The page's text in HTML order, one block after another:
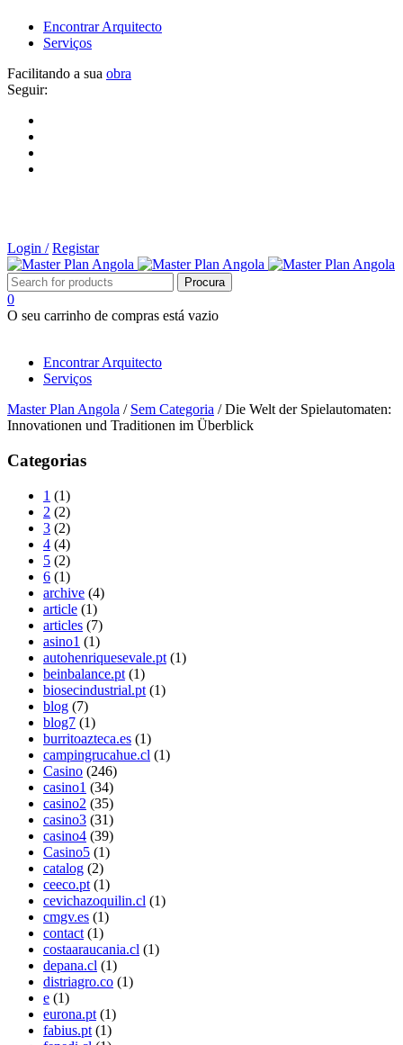
Encontrar Arquitecto
Serviços
Facilitando a sua obra
Seguir:
Login / Registar
0
O seu carrinho de compras está vazio
Encontrar Arquitecto
Serviços
Master Plan Angola / Sem Categoria / Die Welt der Spielautomaten:
Innovationen und Traditionen im Überblick
Categorias
1 (1)
2 (2)
3 (2)
4 (4)
5 (2)
6 (1)
archive (4)
article (1)
articles (7)
asino1 (1)
autohenriquesevale.pt (1)
beinbalance.pt (1)
biosecindustrial.pt (1)
blog (7)
blog7 (1)
burritoazteca.es (1)
campingrucahue.cl (1)
Casino (246)
casino1 (34)
casino2 (35)
casino3 (31)
casino4 (39)
Casino5 (1)
catalog (2)
ceeco.pt (1)
cevichazoquilin.cl (1)
cmgv.es (1)
contact (1)
costaaraucania.cl (1)
depana.cl (1)
distriagro.co (1)
e (1)
eurona.pt (1)
fabius.pt (1)